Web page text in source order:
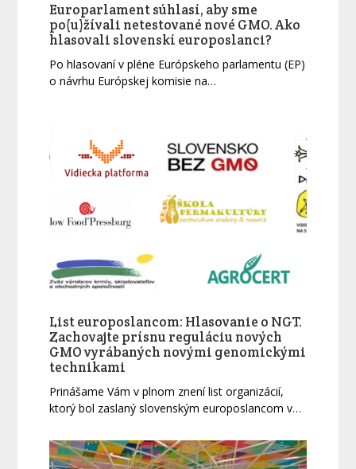
Europarlament súhlasí, aby sme
po(u)žívali netestované nové GMO. Ako
hlasovali slovenskí europoslanci?
Po hlasovaní v pléne Európskeho parlamentu (EP)
o návrhu Európskej komisie na…
List europoslancom: Hlasovanie o NGT.
Zachovajte prísnu reguláciu nových
GMO vyrábaných novými genomickými
technikami
Prinášame Vám v plnom znení list organizácií,
ktorý bol zaslaný slovenským europoslancom v…